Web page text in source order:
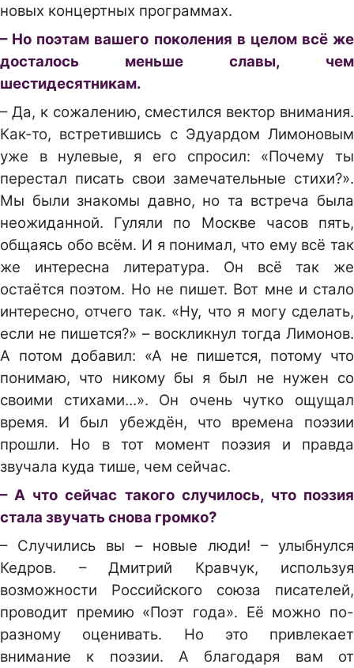
новых концертных программах.
– Но поэтам вашего поколения в целом всё же
досталось меньше славы, чем
шестидесятникам.
– Да, к сожалению, сместился вектор внимания.
Как-то, встретившись с Эдуардом Лимоновым
уже в нулевые, я его спросил: «Почему ты
перестал писать свои замечательные стихи?».
Мы были знакомы давно, но та встреча была
неожиданной. Гуляли по Москве часов пять,
общаясь обо всём. И я понимал, что ему всё так
же интересна литература. Он всё так же
остаётся поэтом. Но не пишет. Вот мне и стало
интересно, отчего так. «Ну, что я могу сделать,
если не пишется?» – воскликнул тогда Лимонов.
А потом добавил: «А не пишется, потому что
понимаю, что никому бы я был не нужен со
своими стихами…». Он очень чутко ощущал
время. И был убеждён, что времена поэзии
прошли. Но в тот момент поэзия и правда
звучала куда тише, чем сейчас.
– А что сейчас такого случилось, что поэзия
стала звучать снова громко?
– Случились вы – новые люди! – улыбнулся
Кедров. – Дмитрий Кравчук, используя
возможности Российского союза писателей,
проводит премию «Поэт года». Её можно по-
разному оценивать. Но это привлекает
внимание к поэзии. А благодаря вам от